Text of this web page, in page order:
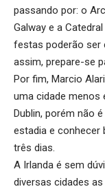
passando por: o
Galway e a
festas poderão ser
assim, prepare-se
Por fim, Marcio
uma cidade menos
Dublin, porém não
estadia e conhecer
três dias.
A Irlanda é sem
diversas cidades